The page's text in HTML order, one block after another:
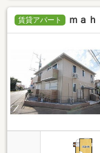
賃貸アパート ｍａｈ